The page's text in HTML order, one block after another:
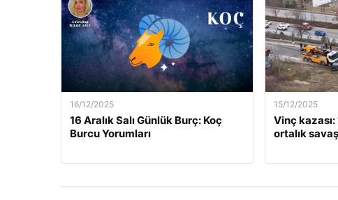
16/12/2025
16 Aralık Salı Günlük Burç: Koç
Burcu Yorumları
15/12/2025
Vinç
ortalık